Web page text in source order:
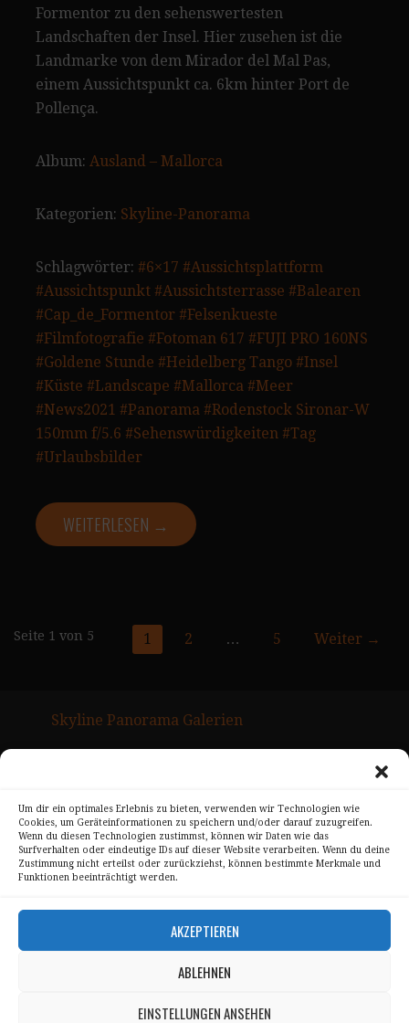
Um dir ein optimales Erlebnis zu bieten, verwenden wir Technologien wie
Cookies, um Geräteinformationen zu speichern und/oder darauf zuzugreifen.
Wenn du diesen Technologien zustimmst, können wir Daten wie das
Surfverhalten oder eindeutige IDs auf dieser Website verarbeiten. Wenn du deine
Zustimmung nicht erteilst oder zurückziehst, können bestimmte Merkmale und
Funktionen beeinträchtigt werden.
AKZEPTIEREN
ABLEHNEN
EINSTELLUNGEN ANSEHEN
Formentor zu den sehenswertesten
Landschaften der Insel. Hier zusehen ist die
Landmarke von dem Mirador del Mal Pas,
einem Aussichtspunkt ca. 6km hinter Port de
Pollença.
Album: Ausland – Mallorca
Kategorien: Skyline-Panorama
Schlagwörter: #6×17 #Aussichtsplattform
#Aussichtspunkt #Aussichtsterrasse #Balearen
#Cap_de_Formentor #Felsenkueste
#Filmfotografie #Fotoman 617 #FUJI PRO 160NS
#Goldene Stunde #Heidelberg Tango #Insel
#Küste #Landscape #Mallorca #Meer
#News2021 #Panorama #Rodenstock Sironar-W
150mm f/5.6 #Sehenswürdigkeiten #Tag
#Urlaubsbilder
WEITERLESEN →
Gmedia
Navigation
Seite 1 von 5 1 2 … 5 Weiter →
Skyline Panorama Galerien
Kontakt
Alle Bilder unterliegen dem Urheberrecht von
Sebastian Trandafir
All pictures © 2008 – 2026 by